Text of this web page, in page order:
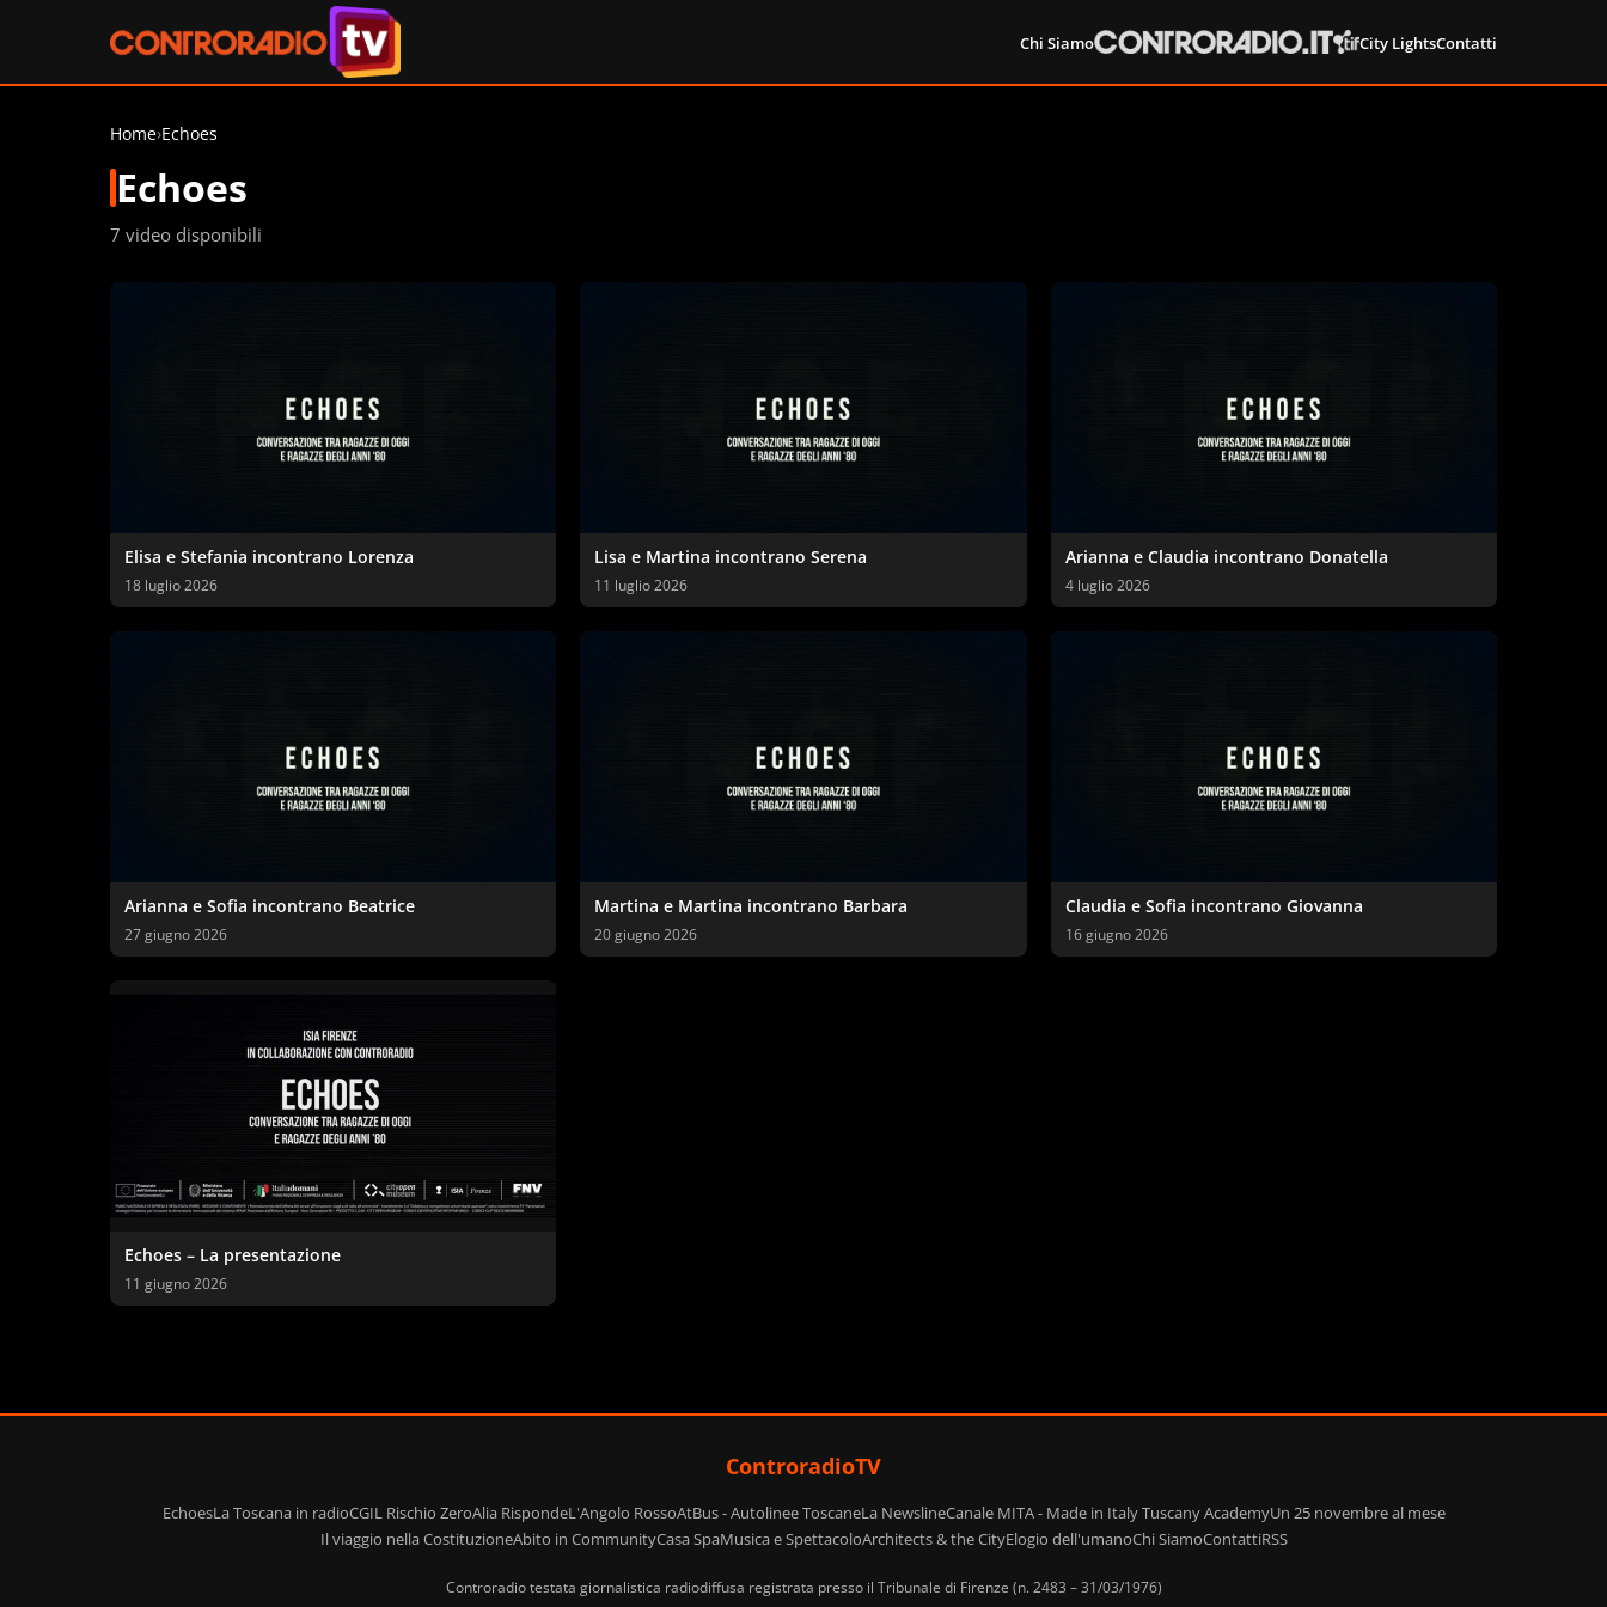
Chi Siamo City LightsContatti
Home›Echoes
Echoes
7 video disponibili
Elisa e Stefania incontrano Lorenza
18 luglio 2026
Lisa e Martina incontrano Serena
11 luglio 2026
Arianna e Claudia incontrano Donatella
4 luglio 2026
Arianna e Sofia incontrano Beatrice
27 giugno 2026
Martina e Martina incontrano Barbara
20 giugno 2026
Claudia e Sofia incontrano Giovanna
16 giugno 2026
Echoes – La presentazione
11 giugno 2026
ControradioTV
EchoesLa Toscana in radioCGIL Rischio ZeroAlia RispondeL'Angolo RossoAtBus - Autolinee ToscaneLa NewslineCanale MITA - Made in Italy Tuscany AcademyUn 25 novembre al mese
Il viaggio nella CostituzioneAbito in CommunityCasa SpaMusica e SpettacoloArchitects & the CityElogio dell'umanoChi SiamoContattiRSS
Controradio testata giornalistica radiodiffusa registrata presso il Tribunale di Firenze (n. 2483 – 31/03/1976)